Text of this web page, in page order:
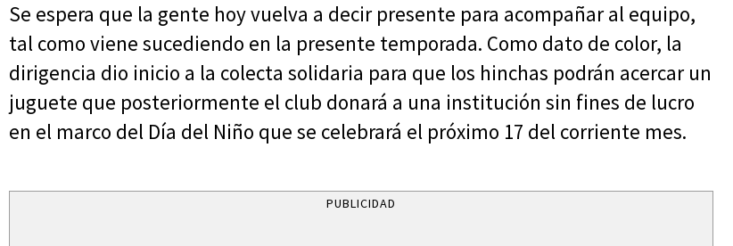
Se espera que la gente hoy vuelva a decir presente para acompañar al equipo,
tal como viene sucediendo en la presente temporada. Como dato de color, la
dirigencia dio inicio a la colecta solidaria para que los hinchas podrán acercar un
juguete que posteriormente el club donará a una institución sin fines de lucro
en el marco del Día del Niño que se celebrará el próximo 17 del corriente mes.
PUBLICIDAD